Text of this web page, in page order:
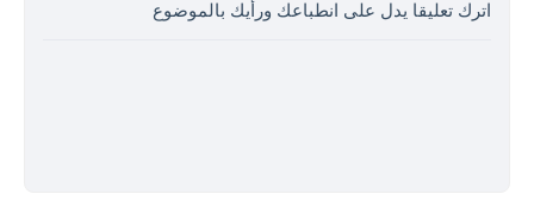
اترك تعليقا يدل على انطباعك ورأيك بالموضوع